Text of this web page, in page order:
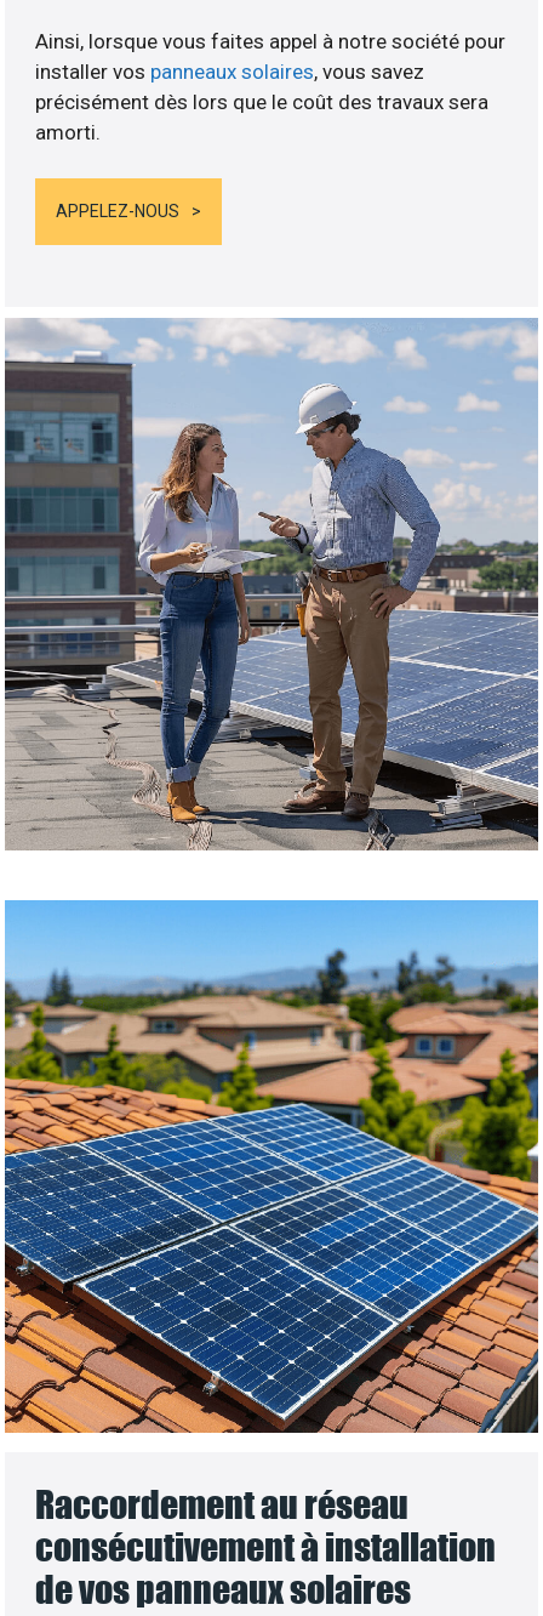
Ainsi, lorsque vous faites appel à notre société pour
installer vos panneaux solaires, vous savez
précisément dès lors que le coût des travaux sera
amorti.
APPELEZ-NOUS
Raccordement au réseau
consécutivement à installation
de vos panneaux solaires